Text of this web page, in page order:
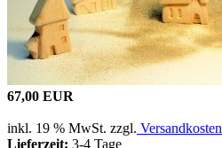
67,00 EUR
inkl. 19 % MwSt. zzgl. Versandkosten
Lieferzeit: 3-4 Tage